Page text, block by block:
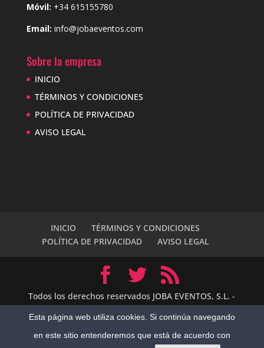
Móvil: +34 615155780
Email: info@jobaeventos.com
Sobre la empresa
INICIO
TÉRMINOS Y CONDICIONES
POLÍTICA DE PRIVACIDAD
AVISO LEGAL
INICIO
TÉRMINOS Y CONDICIONES
POLÍTICA DE PRIVACIDAD
AVISO LEGAL
Todos los derechos reservados JOBA EVENTOS, S.L. -
Complementarios número NR-V-188 de la Agencia
Valenciana de Turismo Rediseño por:Alejandro
Esta página web utiliza cookies. Si continúa navegando
en este sitio entenderemos que está de acuerdo con
Hola, me llamo Juan Bautista y...
1